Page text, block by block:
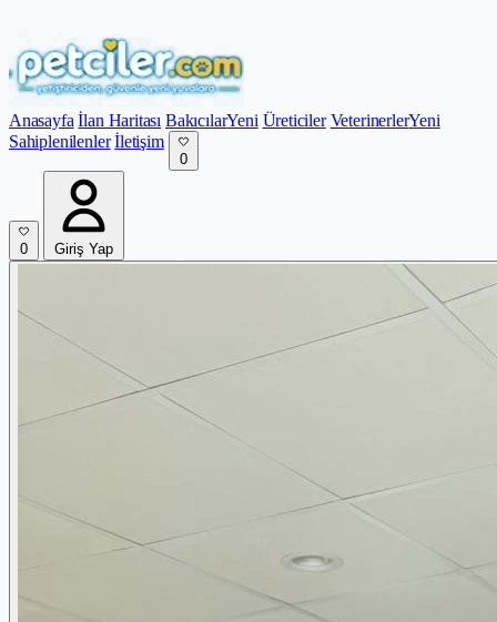
Anasayfa İlan Haritası BakıcılarYeni Üreticiler VeterinerlerYeni
Sahiplenilenler İletişim
0
0 Giriş Yap